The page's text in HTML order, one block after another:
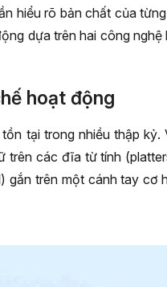
hiểu rõ bản chất của
dựa trên hai công
hoạt động
tại trong nhiều thập
các đĩa từ tính
trên một cánh tay cơ